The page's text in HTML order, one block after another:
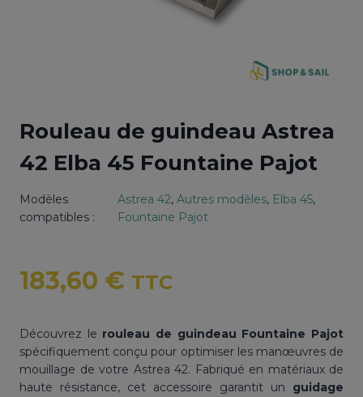
Rouleau de guindeau Astrea
42 Elba 45 Fountaine Pajot
Modèles
compatibles :
Astrea 42, Autres modèles, Elba 45
Fountaine Pajot
183,60 € TTC
Découvrez le rouleau de guindeau Fountaine Pajot
spécifiquement conçu pour optimiser les manœuvres de
mouillage de votre Astrea 42. Fabriqué en matériaux de
haute résistance, cet accessoire garantit un guidage